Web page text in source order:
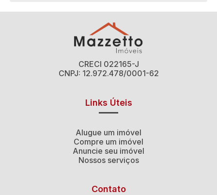
CRECI 022165-J
CNPJ: 12.972.478/0001-62
Links Úteis
Alugue um imóvel
Compre um imóvel
Anuncie seu imóvel
Nossos serviços
Contato